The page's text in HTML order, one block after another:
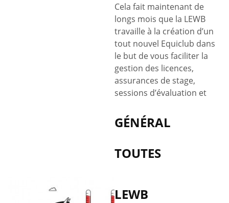
Cela fait maintenant de
longs mois que la LEWB
travaille à la création d’un
tout nouvel Equiclub dans
le but de vous faciliter la
gestion des licences,
assurances de stage,
sessions d’évaluation et
GÉNÉRAL
TOUTES
LEWB